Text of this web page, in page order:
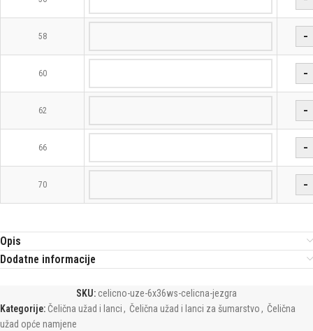
58 −
60 −
62 −
66 −
70 −
Opis
Dodatne informacije
SKU: celicno-uze-6x36ws-celicna-jezgra
Kategorije: Čelična užad i lanci, Čelična užad i lanci za šumarstvo, Čelična
užad opće namjene